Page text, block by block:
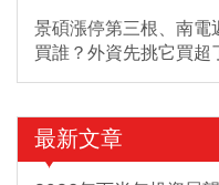
景碩漲停第三根、南
買誰？外資先挑它買超
最新文章